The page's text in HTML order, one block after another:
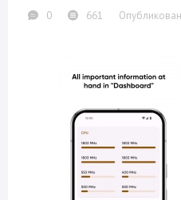
0 661